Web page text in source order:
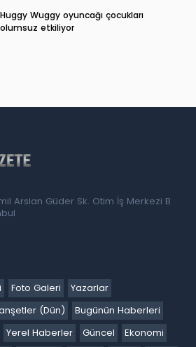
Huggy Wuggy oyuncağı çocukları
olumsuz etkiliyor
Arslan Güder Sk. Otim İş Merkezi B
Foto Galeri
Yazarlar
(Dün)
Bugünün Haberleri
Yerel Haberler Güncel
Ekonomi